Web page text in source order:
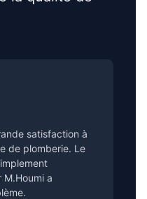
satisfaction à
de plomberie. Le
a